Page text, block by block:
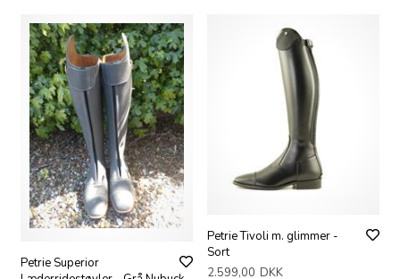
Petrie Superior
Petrie Tivoli m. glimmer -
Sort
2.599,00 DKK